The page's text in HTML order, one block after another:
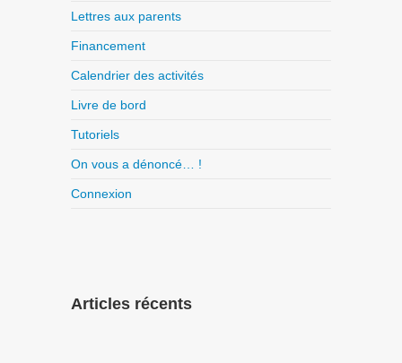
Lettres aux parents
Financement
Calendrier des activités
Livre de bord
Tutoriels
On vous a dénoncé… !
Connexion
Articles récents